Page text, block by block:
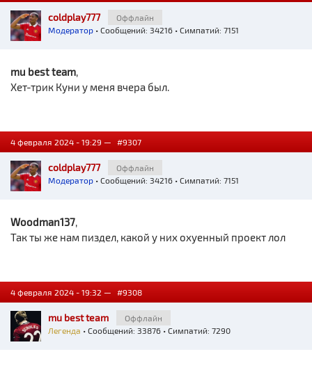
coldplay777
Оффлайн
Модератор • Сообщений: 34216 • Симпатий: 7151
mu best team,
Хет-трик Куни у меня вчера был.
4 февраля 2024 - 19:29 — #9307
coldplay777
Оффлайн
Модератор • Сообщений: 34216 • Симпатий: 7151
Woodman137,
Так ты же нам пиздел, какой у них охуенный проект лол
4 февраля 2024 - 19:32 — #9308
mu best team
Оффлайн
Легенда • Сообщений: 33876 • Симпатий: 7290